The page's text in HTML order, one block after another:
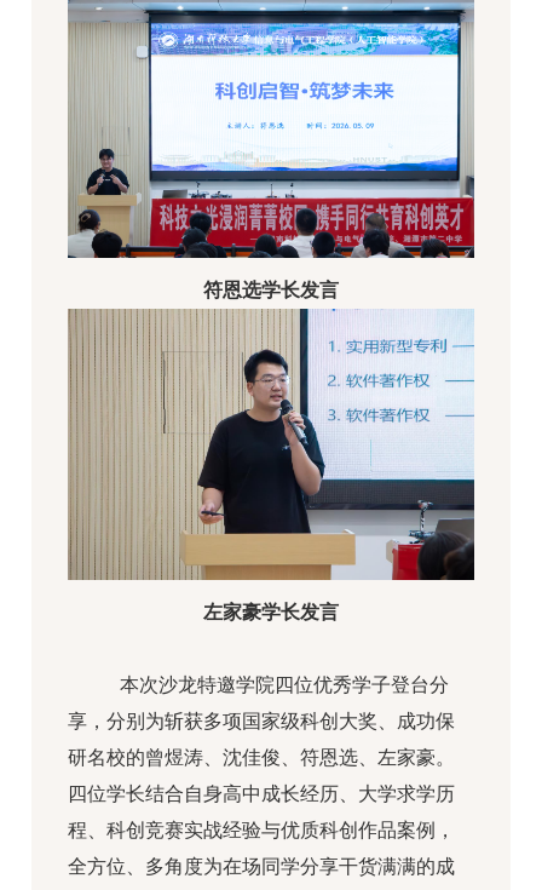
符恩选学长发言
左家豪学长发言
本次沙龙特邀学院四位优秀学子登台分
享，分别为斩获多项国家级科创大奖、成功保
研名校的曾煜涛、沈佳俊、符恩选、左家豪。
四位学长结合自身高中成长经历、大学求学历
程、科创竞赛实战经验与优质科创作品案例，
全方位、多角度为在场同学分享干货满满的成